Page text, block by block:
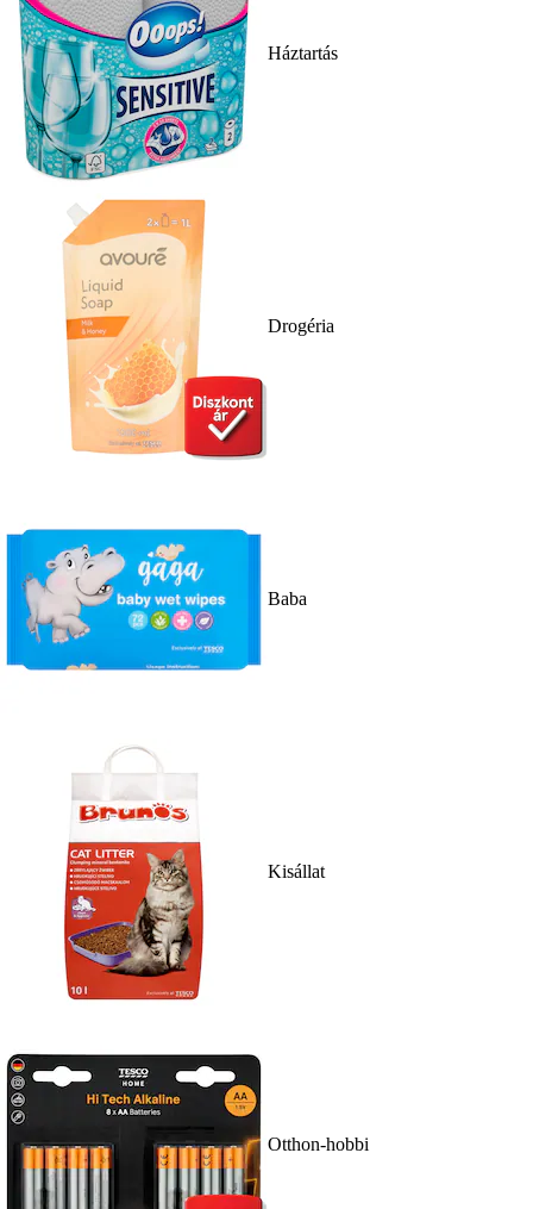
Háztartás
Drogéria
Baba
Kisállat
Otthon-hobbi